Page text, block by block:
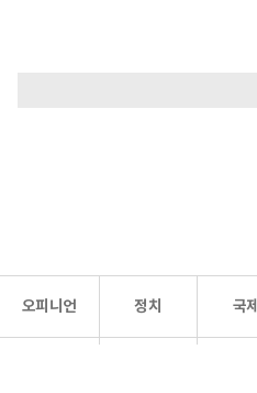
오피니언 정치 국제